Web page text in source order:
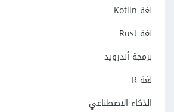
لغة Kotlin
لغة Rust
برمجة أندرويد
لغة R
الذكاء الاصطناعي